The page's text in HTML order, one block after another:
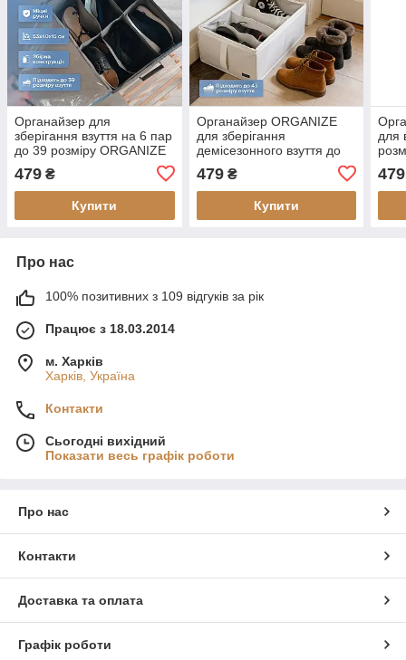
Органайзер для
зберігання взуття на 6 пар
до 39 розміру ORGANIZE
479 ₴
Купити
Органайзер ORGANIZE
для зберігання
демісезонного взуття до
42 розміру 48х34х20 см
(білий)
479₴
Купити
для
479
Про нас
100% позитивних з 109 відгуків за рік
Працює з 18.03.2014
м. Харків
Харків, Україна
Контакти
Сьогодні вихідний
Показати весь графік роботи
Про нас
Контакти
Доставка та оплата
Графік роботи